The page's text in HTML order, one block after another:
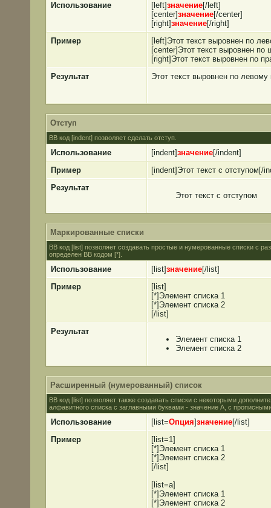
Использование [left]значение[/left]
[center]значение[/center]
[right]значение[/right]
Пример
[left]Этот текст выровнен по
[center]Этот текст выровнен по
[right]Этот текст выровнен по
Результат
Этот текст выровнен по левому
Отступ
BB код [indent] позволяет сделать отступ.
Использование [indent]значение[/indent]
Пример
[indent]Этот текст с отступом[/
Результат
Этот текст с отступом
Маркированные списки
BB код [list] позволяет создавать простые и нумерованные списки с
определен BB кодом [*].
Использование [list]значение[/list]
Пример
[list]
[*]Элемент списка 1
[*]Элемент списка 2
[/list]
Результат
Элемент списка 1
Элемент списка 2
Расширенный (нумерованный) список
BB код [list] позволяет также создавать списки с некоторыми
алфавитного списка с заглавными буквами - значение A, с
Использование [list=Опция]значение[/list]
Пример
[list=1]
[*]Элемент списка 1
[*]Элемент списка 2
[/list]
[list=a]
[*]Элемент списка 1
[*]Элемент списка 2